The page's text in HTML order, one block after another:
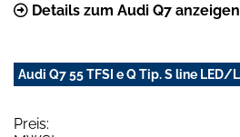
Details zum Audi Q7 anzeigen
Audi Q7 55 TFSI e Q Tip. S line
Preis: